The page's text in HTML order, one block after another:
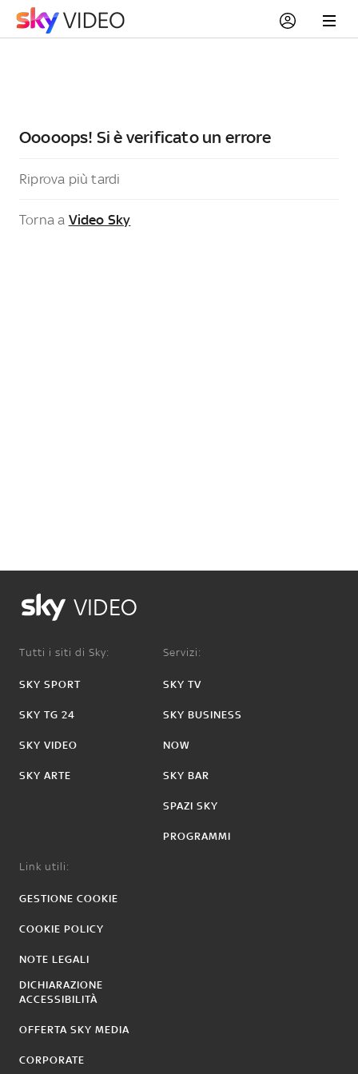
Ooooops! Si è verificato un errore
Riprova più tardi
Torna a Video Sky
VIDEO
Tutti i siti di Sky:
SKY SPORT
SKY TG 24
SKY VIDEO
SKY ARTE
Servizi:
SKY TV
SKY BUSINESS
NOW
SKY BAR
SPAZI SKY
PROGRAMMI
Link utili:
GESTIONE COOKIE
COOKIE POLICY
NOTE LEGALI
DICHIARAZIONE
ACCESSIBILITÀ
OFFERTA SKY MEDIA
CORPORATE